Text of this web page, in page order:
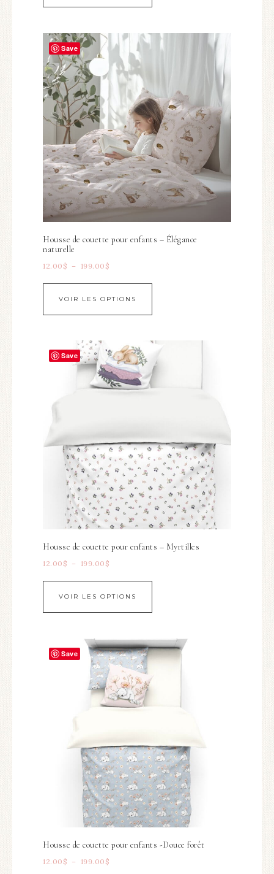
Save
Housse de couette pour enfants – Élégance
naturelle
12.00 $ – 199.00 $
VOIR LES OPTIONS
Save
Housse de couette pour enfants – Myrtilles
12.00 $ – 199.00 $
VOIR LES OPTIONS
Save
Housse de couette pour enfants -Douce forêt
12.00 $ – 199.00 $